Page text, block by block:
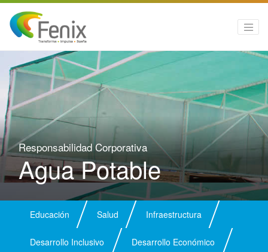
Responsabilidad Corporativa
Agua Potable
Educación Salud Infraestructura
Desarrollo Inclusivo Desarrollo Económico